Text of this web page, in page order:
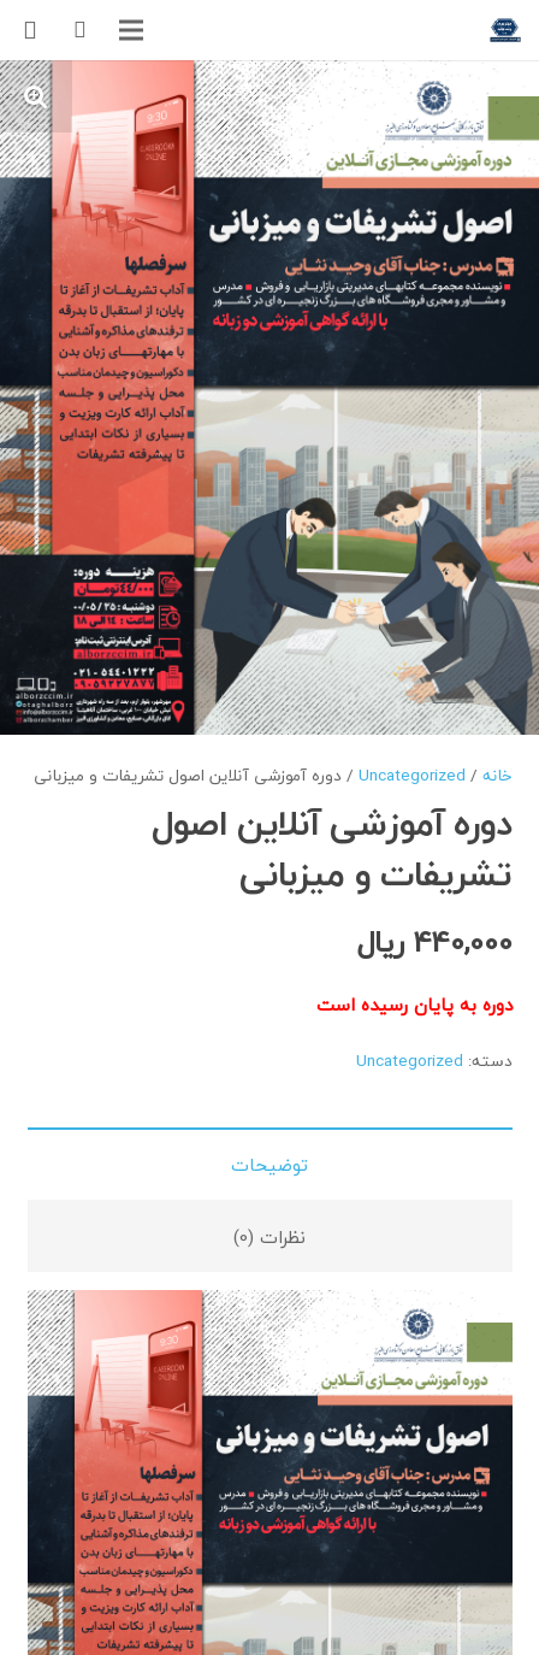
خانه /
Uncategorized / دوره آموزشی آنلاین اصول تشریفات و میزبانی
دوره آموزشی آنلاین اصول
تشریفات و میزبانی
440,000 ریال
دوره به پایان رسیده است
دسته: Uncategorized
توضیحات
نظرات (0)